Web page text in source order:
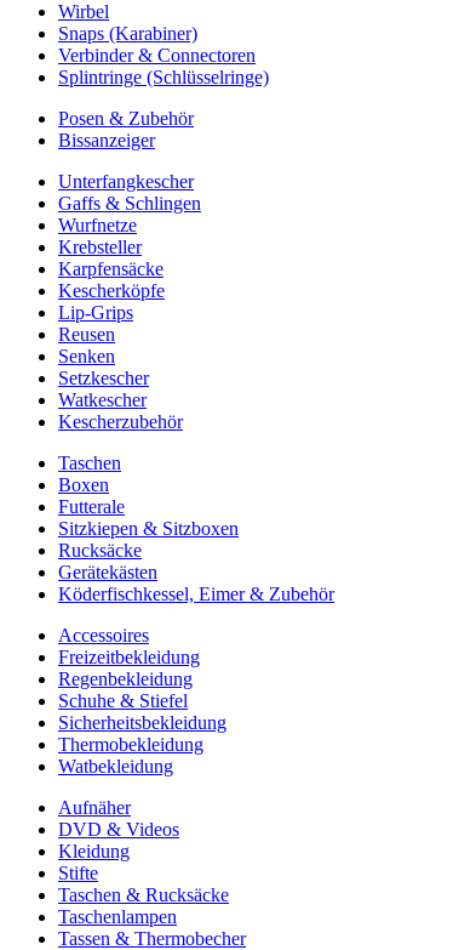
Wirbel
Snaps (Karabiner)
Verbinder & Connectoren
Splintringe (Schlüsselringe)
Posen & Zubehör
Bissanzeiger
Unterfangkescher
Gaffs & Schlingen
Wurfnetze
Krebsteller
Karpfensäcke
Kescherköpfe
Lip-Grips
Reusen
Senken
Setzkescher
Watkescher
Kescherzubehör
Taschen
Boxen
Futterale
Sitzkiepen & Sitzboxen
Rucksäcke
Gerätekästen
Köderfischkessel, Eimer & Zubehör
Accessoires
Freizeitbekleidung
Regenbekleidung
Schuhe & Stiefel
Sicherheitsbekleidung
Thermobekleidung
Watbekleidung
Aufnäher
DVD & Videos
Kleidung
Stifte
Taschen & Rucksäcke
Taschenlampen
Tassen & Thermobecher